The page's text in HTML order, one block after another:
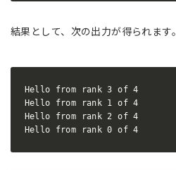
結果として、次の出力が得られます。
Hello from rank 3 of 4
Hello from rank 1 of 4
Hello from rank 2 of 4
Hello from rank 0 of 4